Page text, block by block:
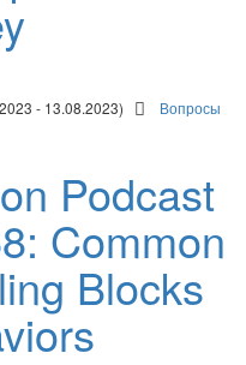
- 13.08.2023)
Вопросы
Podcast
Common
Blocks